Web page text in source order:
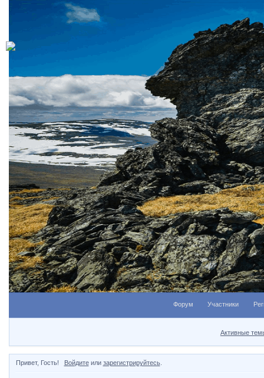
Форум Участники
Активные
Привет, Гость! Войдитеили зарегистрируйтесь.